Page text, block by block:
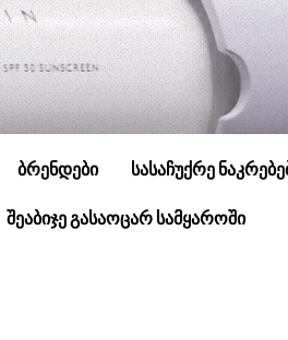
ბრენდები სასაჩუქრე
შეაბიჯე გასაოცარ სამყაროში